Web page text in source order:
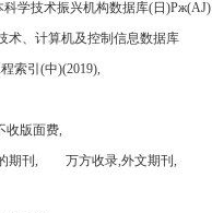
科学技术振兴机构数据库(日)Pж(AJ)
术、计算机及控制信息数据库
索引(中)(2019),
收版面费,
期刊,
万方收录,外文期刊,